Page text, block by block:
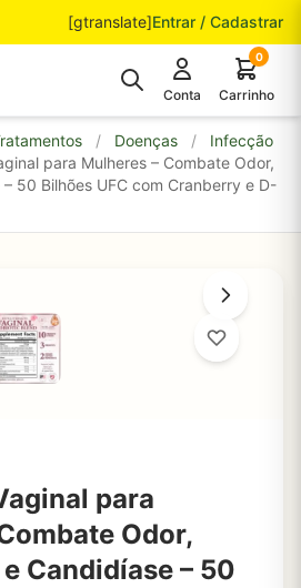
[gtranslate]Entrar / Cadastrar
Conta
0
Carrinho
/ Doenças /
Infecção
para Mulheres – Combate Odor,
50 Bilhões UFC com Cranberry e D-
para
Odor,
Candidíase – 50